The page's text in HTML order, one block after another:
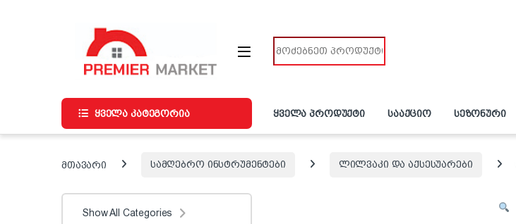
ყველა კატეგორია ყველა პროდუქტი სააქციო სეზონური
მთავარი სამღებრო ინსტრუმენტები ლილვაკი და აქსესუარები
Show All Categories